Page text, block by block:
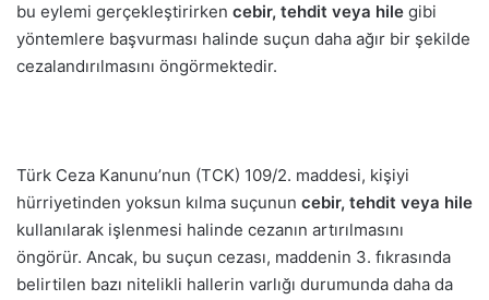
bu eylemi gerçekleştirirken cebir, tehdit veya hile gibi
yöntemlere başvurması halinde suçun daha ağır bir şekilde
cezalandırılmasını öngörmektedir.
Türk Ceza Kanunu’nun (TCK) 109/2. maddesi, kişiyi
hürriyetinden yoksun kılma suçunun cebir, tehdit veya hile
kullanılarak işlenmesi halinde cezanın artırılmasını
öngörür. Ancak, bu suçun cezası, maddenin 3. fıkrasında
belirtilen bazı nitelikli hallerin varlığı durumunda daha da